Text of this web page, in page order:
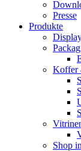
Presse
Produkte
Koffer
Shop